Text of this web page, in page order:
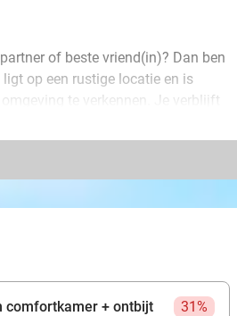
of beste vriend(in)? Dan ben
op een rustige locatie en is
te verkennen. Je verblijft
nu kan je mini-vakantie beginnen!
de Nederrijn. In Wesel kun je
comfortkamer + ontbijt
31%